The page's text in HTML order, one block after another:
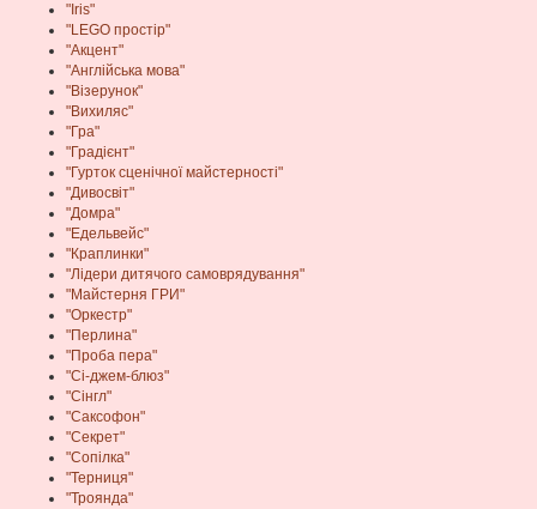
"Iris"
"LEGO простір"
"Акцент"
"Англійська мова"
"Візерунок"
"Вихиляс"
"Гра"
"Градієнт"
"Гурток сценічної майстерності"
"Дивосвіт"
"Домра"
"Едельвейс"
"Краплинки"
"Лідери дитячого самоврядування"
"Майстерня ГРИ"
"Оркестр"
"Перлина"
"Проба пера"
"Сі-джем-блюз"
"Сінгл"
"Саксофон"
"Секрет"
"Сопілка"
"Терниця"
"Троянда"